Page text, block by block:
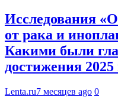
Исследования
от рака и
Какими были
достижения 2025
Lenta.ru7 месяцев ago 0